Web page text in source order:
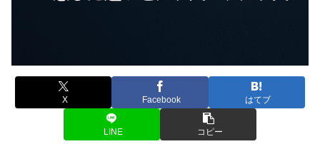
X Facebook はてブ
LINE コピー